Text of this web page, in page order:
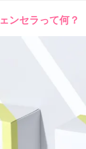
ンセラって何？